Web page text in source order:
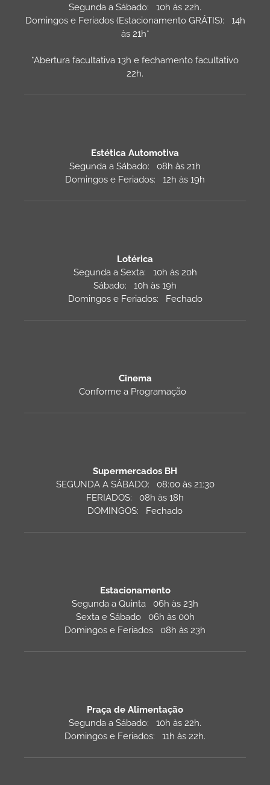
Segunda a Sábado: 10h às 22h.
Domingos e Feriados (Estacionamento GRÁTIS): 14h
às 21h*
*Abertura facultativa 13h e fechamento facultativo
22h.
Estética Automotiva
Segunda a Sábado: 08h às 21h
Domingos e Feriados: 12h às 19h
Lotérica
Segunda a Sexta: 10h às 20h
Sábado: 10h às 19h
Domingos e Feriados: Fechado
Cinema
Conforme a Programação
Supermercados BH
SEGUNDA A SÁBADO: 08:00 às 21:30
FERIADOS: 08h às 18h
DOMINGOS: Fechado
Estacionamento
Segunda a Quinta 06h às 23h
Sexta e Sábado 06h às 00h
Domingos e Feriados 08h às 23h
Praça de Alimentação
Segunda a Sábado: 10h às 22h.
Domingos e Feriados: 11h às 22h.